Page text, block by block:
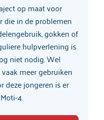
op maat voor
die in de problemen
gokken of
hulpverlening is
niet nodig. Wel
meer gebruiken
deze jongeren is er
4.